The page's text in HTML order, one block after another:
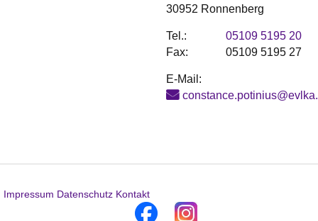
30952 Ronnenberg
Tel.:
05109 5195 20
Fax:
05109 5195 27
E-Mail:
Impressum Datenschutz Kontakt